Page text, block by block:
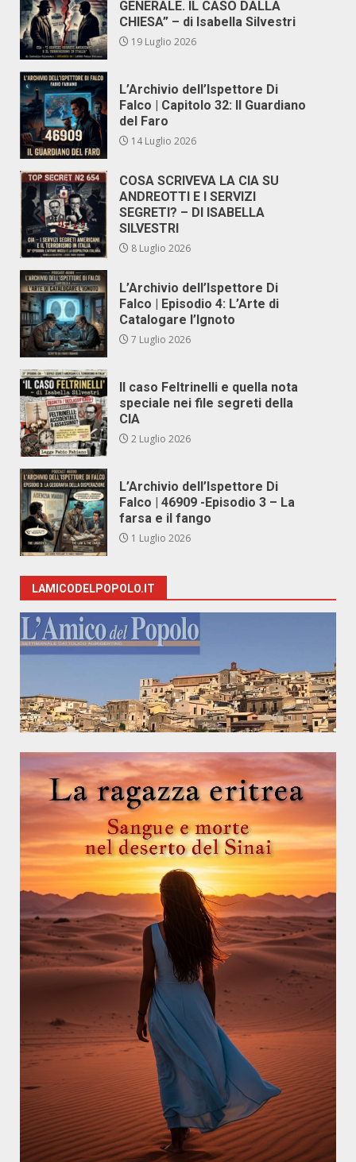
GENERALE. IL CASO DALLA
CHIESA” – di Isabella Silvestri
19 Luglio 2026
L’Archivio dell’Ispettore Di
Falco | Capitolo 32: Il Guardiano
del Faro
14 Luglio 2026
COSA SCRIVEVA LA CIA SU
ANDREOTTI E I SERVIZI
SEGRETI? – DI ISABELLA
SILVESTRI
8 Luglio 2026
L’Archivio dell’Ispettore Di
Falco | Episodio 4: L’Arte di
Catalogare l’Ignoto
7 Luglio 2026
Il caso Feltrinelli e quella nota
speciale nei file segreti della
CIA
2 Luglio 2026
L’Archivio dell’Ispettore Di
Falco | 46909 -Episodio 3 – La
farsa e il fango
1 Luglio 2026
LAMICODELPOPOLO.IT